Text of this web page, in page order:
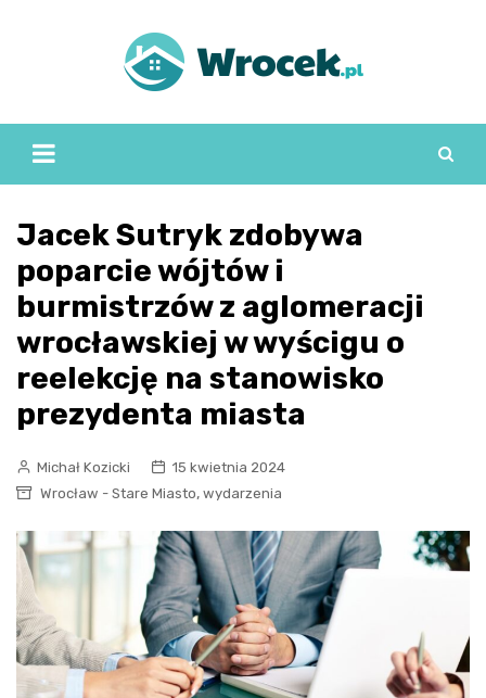
Jacek Sutryk zdobywa
poparcie wójtów i
burmistrzów z aglomeracji
wrocławskiej w wyścigu o
reelekcję na stanowisko
prezydenta miasta
Michał Kozicki
15 kwietnia 2024
Wrocław - Stare Miasto, wydarzenia